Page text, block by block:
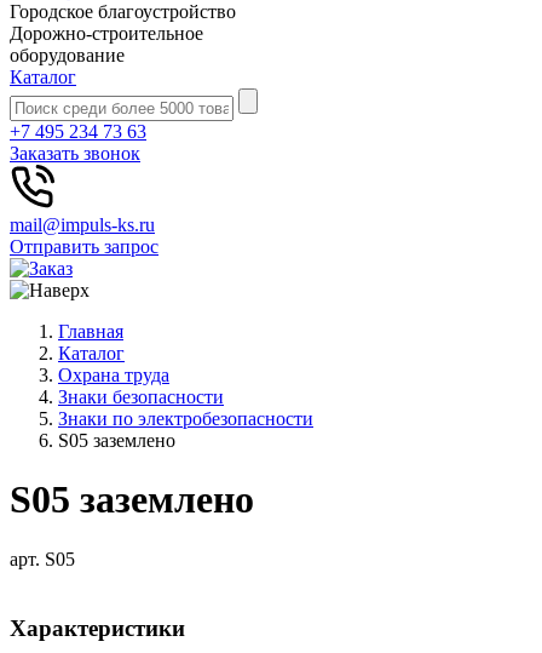
Городское благоустройство
Дорожно-строительное
оборудование
Каталог
+7 495 234 73 63
Заказать звонок
mail@impuls-ks.ru
Отправить запрос
Главная
Каталог
Охрана труда
Знаки безопасности
Знаки по электробезопасности
S05 заземлено
S05 заземлено
арт. S05
Характеристики